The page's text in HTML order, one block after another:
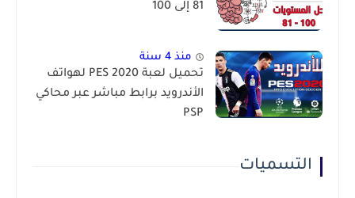
81 إلى 100
منذ 4 سنة
تحميل لعبة PES 2020 لهواتف
الأندرويد برابط مباشر عبر محاكي
PSP
التسميات